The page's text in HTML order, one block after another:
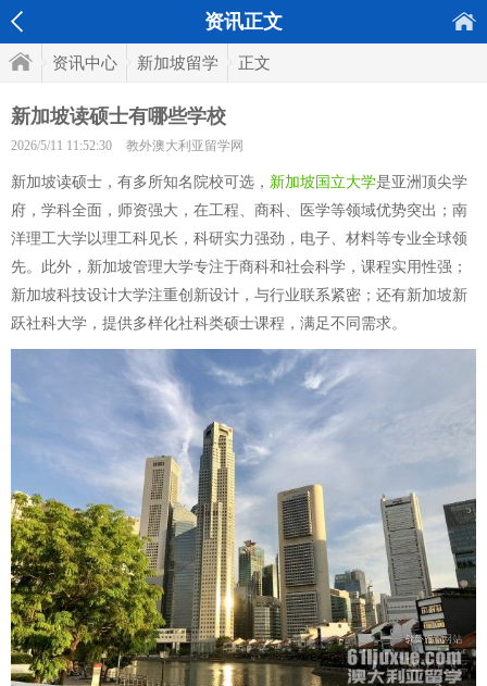
资讯正文
资讯中心 新加坡留学 正文
新加坡读硕士有哪些学校
2026/5/11 11:52:30 教外澳大利亚留学网
新加坡读硕士，有多所知名院校可选， 新加坡国立大学是亚洲顶尖学
府，学科全面，师资强大，在工程、商科、医学等领域优势突出；南
洋理工大学以理工科见长，科研实力强劲，电子、材料等专业全球领
先。此外，新加坡管理大学专注于商科和社会科学，课程实用性强；
新加坡科技设计大学注重创新设计，与行业联系紧密；还有新加坡新
跃社科大学，提供多样化社科类硕士课程，满足不同需求。